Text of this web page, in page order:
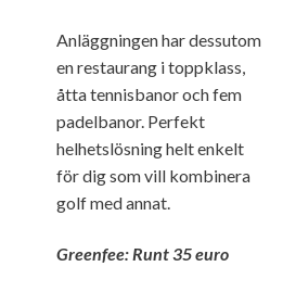
Anläggningen har dessutom
en restaurang i toppklass,
åtta tennisbanor och fem
padelbanor. Perfekt
helhetslösning helt enkelt
för dig som vill kombinera
golf med annat.
Greenfee: Runt 35 euro